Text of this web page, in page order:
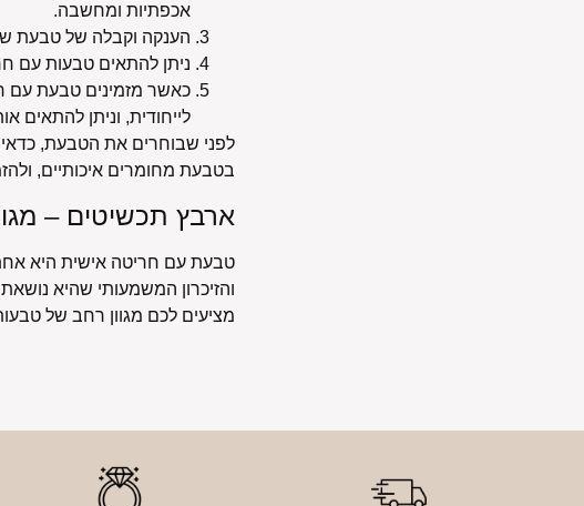
אכפתיות ומחשבה.
הענקה וקבלה של טבעת
ניתן להתאים טבעות עם
כאשר מזמינים טבעת עם
לייחודית, וניתן להתאים
לפני שבוחרים את הטבעת,
בטבעת מחומרים איכותיים,
ארבץ תכשיטים –
טבעת עם חריטה אישית היא
והזיכרון המשמעותי שהיא
מציעים לכם מגוון רחב של